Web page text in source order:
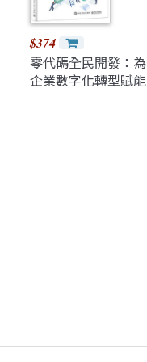
$374
零代碼全民開發：為
企業數字化轉型賦能